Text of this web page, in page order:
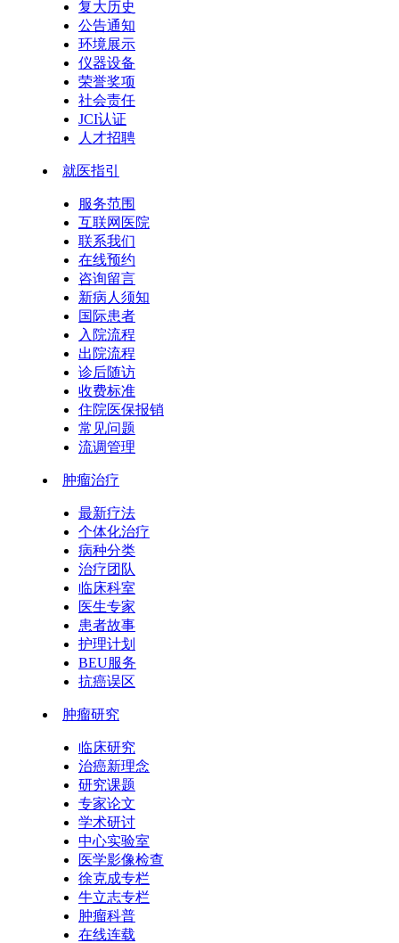
复大历史
公告通知
环境展示
仪器设备
荣誉奖项
社会责任
JCI认证
人才招聘
就医指引
服务范围
互联网医院
联系我们
在线预约
咨询留言
新病人须知
国际患者
入院流程
出院流程
诊后随访
收费标准
住院医保报销
常见问题
流调管理
肿瘤治疗
最新疗法
个体化治疗
病种分类
治疗团队
临床科室
医生专家
患者故事
护理计划
BEU服务
抗癌误区
肿瘤研究
临床研究
治癌新理念
研究课题
专家论文
学术研讨
中心实验室
医学影像检查
徐克成专栏
牛立志专栏
肿瘤科普
在线连载